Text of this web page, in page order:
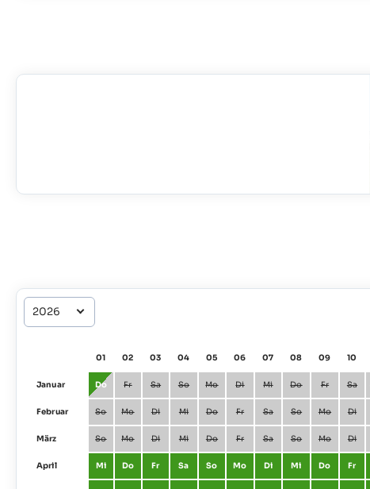
01 02 03 04 05 06 07 08 09 10
Januar Do Fr Sa So Mo Di Mi Do Fr Sa
Februar So Mo Di Mi Do Fr Sa So Mo Di
März So Mo Di Mi Do Fr Sa So Mo Di
April Mi Do Fr Sa So Mo Di Mi Do Fr